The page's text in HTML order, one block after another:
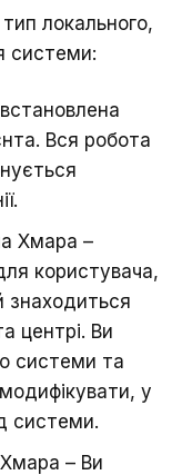
локального,
системи:
Вся робота
Хмара –
користувача,
знаходиться
центрі. Ви
системи та
у
системи.
– Ви